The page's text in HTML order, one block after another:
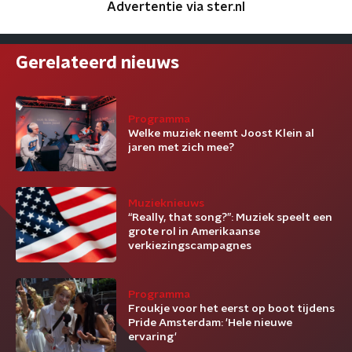
Advertentie via ster.nl
Gerelateerd nieuws
Programma
Welke muziek neemt Joost Klein al
jaren met zich mee?
Muzieknieuws
“Really, that song?”: Muziek speelt een
grote rol in Amerikaanse
verkiezingscampagnes
Programma
Froukje voor het eerst op boot tijdens
Pride Amsterdam: 'Hele nieuwe
ervaring'